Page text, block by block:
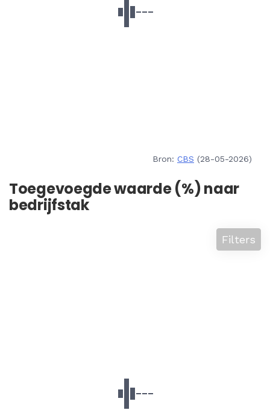
Bron: CBS (28-05-2026)
Toegevoegde waarde (%) naar
bedrijfstak
Filters